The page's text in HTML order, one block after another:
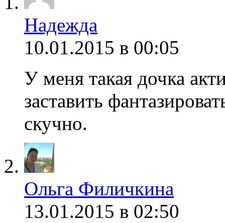
Надежда
10.01.2015 в 00:05
У меня такая дочка
заставить
скучно.
Ольга Филичкина
13.01.2015 в 02:50